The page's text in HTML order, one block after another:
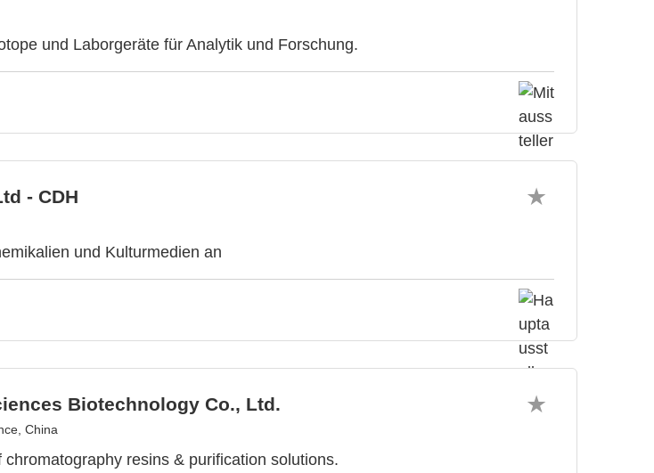
und Laborgeräte für Analytik und Forschung.
- CDH
und Kulturmedien an
Biotechnology Co., Ltd.
China
resins & purification solutions.